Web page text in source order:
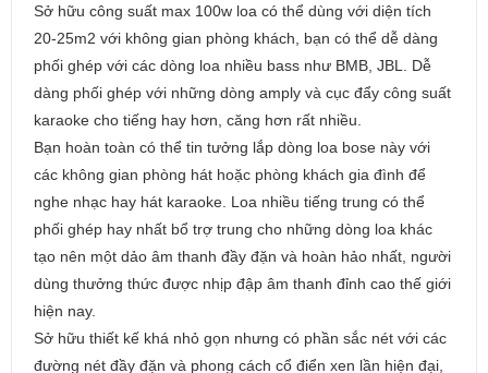
Sở hữu công suất max 100w loa có thể dùng với diện tích
20-25m2 với không gian phòng khách, bạn có thể dễ dàng
phối ghép với các dòng loa nhiều bass như BMB, JBL. Dễ
dàng phối ghép với những dòng amply và cục đẩy công suất
karaoke cho tiếng hay hơn, căng hơn rất nhiều.
Bạn hoàn toàn có thể tin tưởng lắp dòng loa bose này với
các không gian phòng hát hoặc phòng khách gia đình để
nghe nhạc hay hát karaoke. Loa nhiều tiếng trung có thể
phối ghép hay nhất bổ trợ trung cho những dòng loa khác
tạo nên một dảo âm thanh đầy đặn và hoàn hảo nhất, người
dùng thưởng thức được nhịp đập âm thanh đỉnh cao thế giới
hiện nay.
Sở hữu thiết kế khá nhỏ gọn nhưng có phần sắc nét với các
đường nét đầy đặn và phong cách cổ điển xen lần hiện đại,